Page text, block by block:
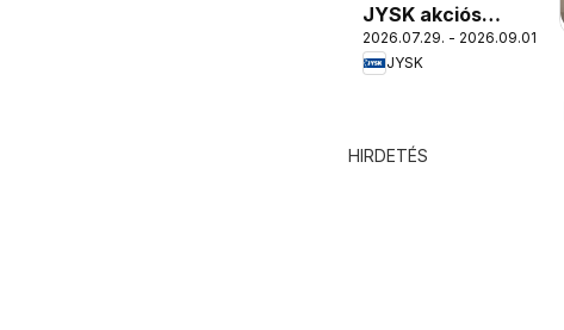
JYSK akciós
újság
2026.07.29. - 2026.09.01.
JYSK
HIRDETÉS